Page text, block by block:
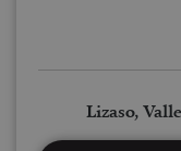
Lizaso,